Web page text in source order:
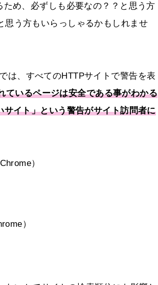
ため、必ずしも必要なの？？と思う方
思う方もいらっしゃるかもしれませ
は、すべてのHTTPサイトで警告を表
ているページは安全である事がわかる
イト」という警告がサイト訪問者に
）
）